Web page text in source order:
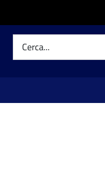
Cerca...